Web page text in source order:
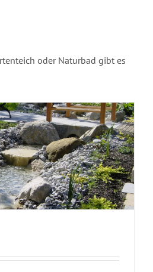
oder Naturbad gibt es